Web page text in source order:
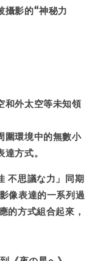
攝影的“神秘力
和外太空等未知領
圍環境中的無數小
方式。
不思議な力」同期
像表達的一系列過
的方式組合起來，